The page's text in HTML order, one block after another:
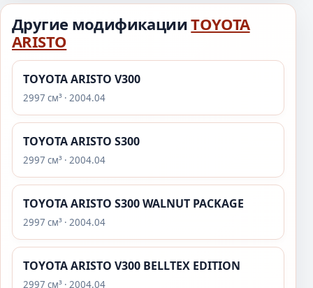
Другие модификацииTOYOTA
ARISTO
TOYOTA ARISTO V300
2997 см³ · 2004.04
TOYOTA ARISTO S300
2997 см³ · 2004.04
TOYOTA ARISTO S300 WALNUT PACKAGE
2997 см³ · 2004.04
TOYOTA ARISTO V300 BELLTEX EDITION
2997 см³ · 2004.04